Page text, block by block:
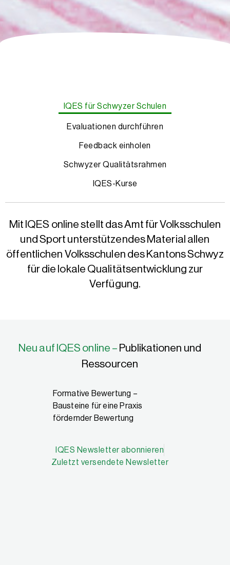
IQES für Schwyzer Schulen
Evaluationen durchführen
Feedback einholen
Schwyzer Qualitätsrahmen
IQES-Kurse
Mit IQES online stellt das Amt für Volksschulen
und Sport unterstützendes Material allen
öffentlichen Volksschulen des Kantons Schwyz
für die lokale Qualitätsentwicklung zur
Verfügung.
Neu auf IQES online – Publikationen und
Ressourcen
Formative Bewertung –
Bausteine für eine Praxis
fördernder Bewertung
IQES Newsletter abonnieren
Zuletzt versendete Newsletter